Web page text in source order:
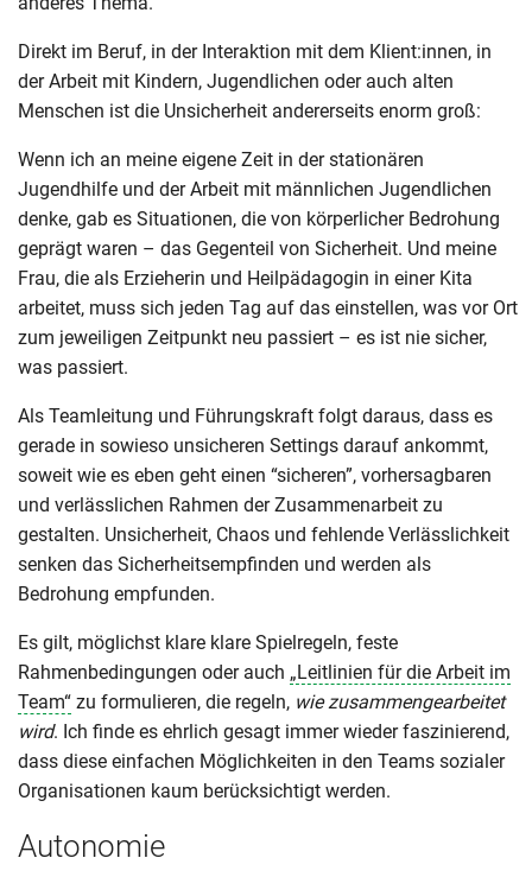
Direkt im Beruf, in der Interaktion mit dem Klient:innen, in
der Arbeit mit Kindern, Jugendlichen oder auch alten
Menschen ist die Unsicherheit andererseits enorm groß:
Wenn ich an meine eigene Zeit in der stationären
Jugendhilfe und der Arbeit mit männlichen Jugendlichen
denke, gab es Situationen, die von körperlicher Bedrohung
geprägt waren – das Gegenteil von Sicherheit. Und meine
Frau, die als Erzieherin und Heilpädagogin in einer Kita
arbeitet, muss sich jeden Tag auf das einstellen, was vor Ort
zum jeweiligen Zeitpunkt neu passiert – es ist nie sicher,
was passiert.
Als Teamleitung und Führungskraft folgt daraus, dass es
gerade in sowieso unsicheren Settings darauf ankommt,
soweit wie es eben geht einen “sicheren”, vorhersagbaren
und verlässlichen Rahmen der Zusammenarbeit zu
gestalten. Unsicherheit, Chaos und fehlende Verlässlichkeit
senken das Sicherheitsempfinden und werden als
Bedrohung empfunden.
Es gilt, möglichst klare klare Spielregeln, feste
Rahmenbedingungen oder auch „Leitlinien für die Arbeit im
Team“ zu formulieren, die regeln, wie zusammengearbeitet
wird. Ich finde es ehrlich gesagt immer wieder faszinierend,
dass diese einfachen Möglichkeiten in den Teams sozialer
Organisationen kaum berücksichtigt werden.
Autonomie